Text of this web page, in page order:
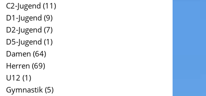
C2-Jugend (11)
D1-Jugend (9)
D2-Jugend (7)
D5-Jugend (1)
Damen (64)
Herren (69)
U12 (1)
Gymnastik(5)